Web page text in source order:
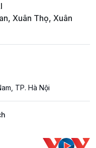
Xuân Thọ, Xuân
TP. Hà Nội